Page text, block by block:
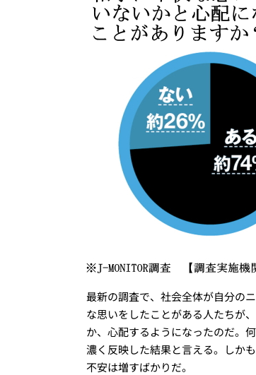
最新の調査で、社会全体が自分の
な思いをしたことがある人たちが
か、心配するようになったのだ。
濃く反映した結果と言える。しか
不安は増すばかりだ。